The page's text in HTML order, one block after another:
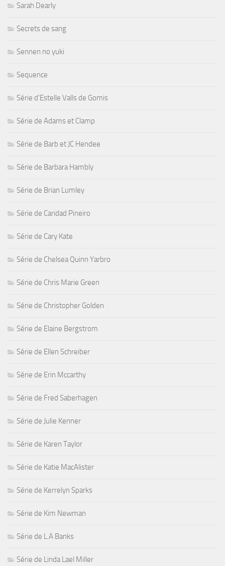
Sarah Dearly
Secrets de sang
Sennen no yuki
Sequence
Série d'Estelle Valls de Gomis
Série de Adams et Clamp
Série de Barb et JC Hendee
Série de Barbara Hambly
Série de Brian Lumley
Série de Caridad Pineiro
Série de Cary Kate
Série de Chelsea Quinn Yarbro
Série de Chris Marie Green
Série de Christopher Golden
Série de Elaine Bergstrom
Série de Ellen Schreiber
Série de Erin Mccarthy
Série de Fred Saberhagen
Série de Julie Kenner
Série de Karen Taylor
Série de Katie MacAlister
Série de Kerrelyn Sparks
Série de Kim Newman
Série de L.A Banks
Série de Linda Lael Miller